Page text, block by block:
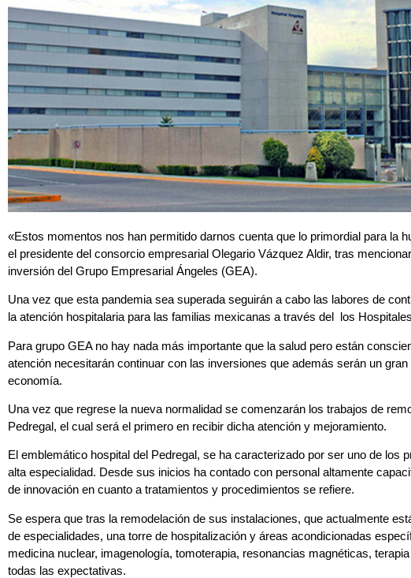
«Estos momentos nos han permitido darnos cuenta que lo primordial para la
el presidente del consorcio empresarial Olegario Vázquez Aldir, tras
inversión del Grupo Empresarial Ángeles (GEA).
Una vez que esta pandemia sea superada seguirán a cabo las labores de
la atención hospitalaria para las familias mexicanas a través del los
Para grupo GEA no hay nada más importante que la salud pero están
atención necesitarán continuar con las inversiones que además serán un
economía.
Una vez que regrese la nueva normalidad se comenzarán los trabajos de
Pedregal, el cual será el primero en recibir dicha atención y mejoramiento.
El emblemático hospital del Pedregal, se ha caracterizado por ser uno de los
alta especialidad. Desde sus inicios ha contado con personal altamente
de innovación en cuanto a tratamientos y procedimientos se refiere.
Se espera que tras la remodelación de sus instalaciones, que actualmente
de especialidades, una torre de hospitalización y áreas acondicionadas
medicina nuclear, imagenología, tomoterapia, resonancias magnéticas,
todas las expectativas.